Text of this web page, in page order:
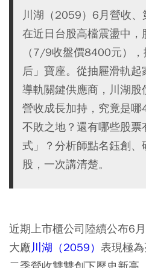
川湖（2059）6月營收、
在近日台股高檔震盪中
（7/9收盤價8400元）
后」寶座。從抽屜滑軌
導軌關鍵供應商，川湖
營收成長加持，究竟是
不敗之地？還有哪些股
式」？分析師點名鈺創
股，一次講清楚。
近期上市櫃公司陸續公布6
大廠川湖（2059） 表現極